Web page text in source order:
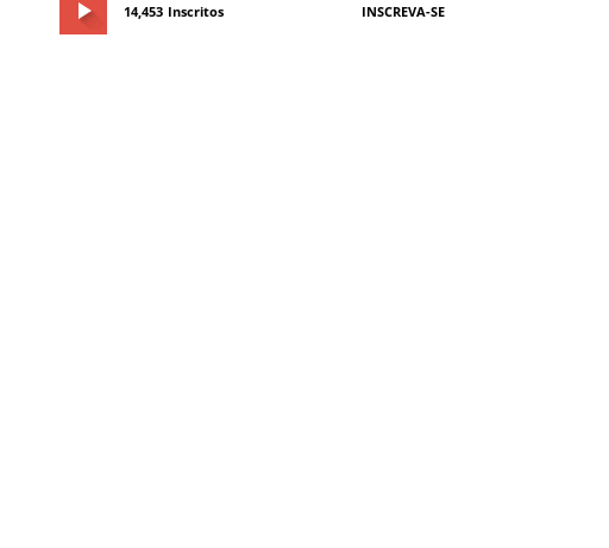
14,453 Inscritos INSCREVA-SE